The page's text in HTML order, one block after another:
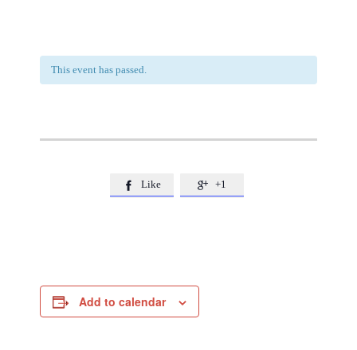
This event has passed.
 Like  +1
Add to calendar